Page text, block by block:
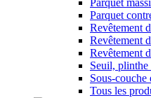
Parquet
Parquet
Revêtement
Revêtement
Revêtement
Seuil,
Sous-couche
Tous les